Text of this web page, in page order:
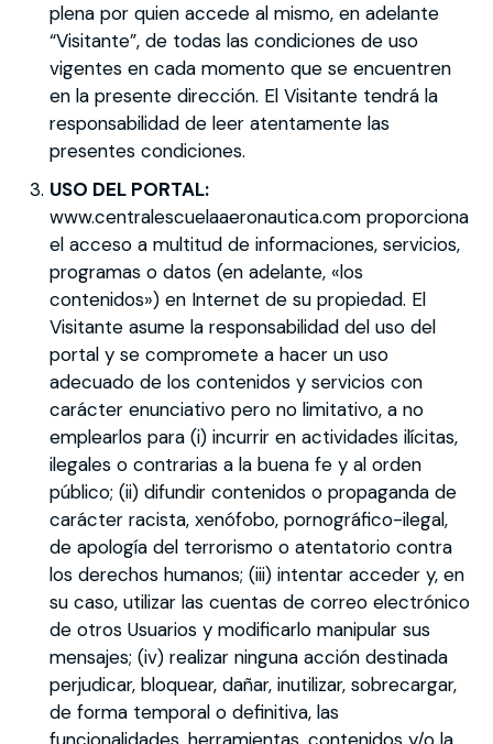
plena por quien accede al mismo, en adelante
“Visitante”, de todas las condiciones de uso
vigentes en cada momento que se encuentren
en la presente dirección. El Visitante tendrá la
responsabilidad de leer atentamente las
presentes condiciones.
USO DEL PORTAL:
www.centralescuelaaeronautica.com proporciona
el acceso a multitud de informaciones, servicios,
programas o datos (en adelante, «los
contenidos») en Internet de su propiedad. El
Visitante asume la responsabilidad del uso del
portal y se compromete a hacer un uso
adecuado de los contenidos y servicios con
carácter enunciativo pero no limitativo, a no
emplearlos para (i) incurrir en actividades ilícitas,
ilegales o contrarias a la buena fe y al orden
público; (ii) difundir contenidos o propaganda de
carácter racista, xenófobo, pornográfico-ilegal,
de apología del terrorismo o atentatorio contra
los derechos humanos; (iii) intentar acceder y, en
su caso, utilizar las cuentas de correo electrónico
de otros Usuarios y modificarlo manipular sus
mensajes; (iv) realizar ninguna acción destinada
perjudicar, bloquear, dañar, inutilizar, sobrecargar,
de forma temporal o definitiva, las